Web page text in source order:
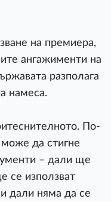
на премиера,
ангажименти на
разполага
намеса.
По-
да стигне
– дали ще
се използват
дали няма да се